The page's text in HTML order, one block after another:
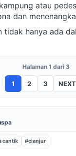
atau
dan
tidak hanya ada
Halaman 1 dari 3
1 2 3
cantik #cianjur